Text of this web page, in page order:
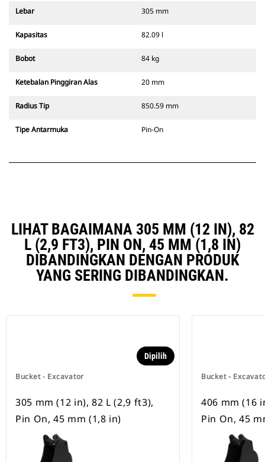
Lebar 305 mm
Kapasitas 82.09 l
Bobot 84 kg
Ketebalan Pinggiran Alas 20 mm
Radius Tip 850.59 mm
Tipe Antarmuka Pin-On
LIHAT BAGAIMANA 305 MM (12 IN), 82
L (2,9 FT3), PIN ON, 45 MM (1,8 IN)
DIBANDINGKAN DENGAN PRODUK
YANG SERING DIBANDINGKAN.
Bucket - Excavator
Dipilih
305 mm (12 in), 82 L (2,9 ft3),
Pin On, 45 mm (1,8 in)
Bucket -
406 mm (16
Pin On, 45